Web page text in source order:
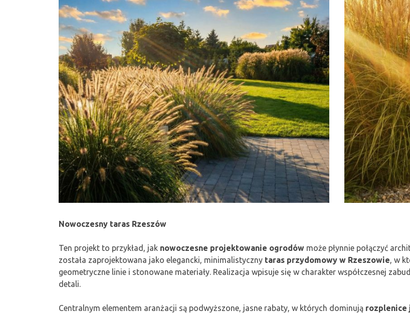
Nowoczesny taras Rzeszów
Ten projekt to przykład, jak nowoczesne projektowanie ogrodów może płynnie połączyć
została zaprojektowana jako elegancki, minimalistyczny taras przydomowy w Rzeszowie, w
geometryczne linie i stonowane materiały. Realizacja wpisuje się w charakter współczesnej
detali.
Centralnym elementem aranżacji są podwyższone, jasne rabaty, w których dominują rozplenice